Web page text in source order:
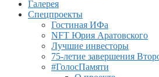
Галерея
Спецпроекты
Гостиная ИФа
NFT Юрия Аратовского
Лучшие инвесторы
75-летие завершения
#ГолосПамяти